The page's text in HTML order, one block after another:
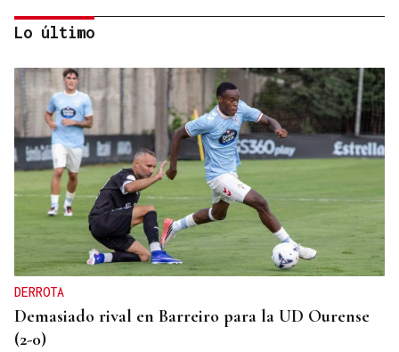
HIDROCARBUROS
La OPEP+ sigue ampliando la oferta de petróleo
para estabilizar el mercado
Lo último
DERROTA
Demasiado rival en Barreiro para la UD Ourense
(2-0)